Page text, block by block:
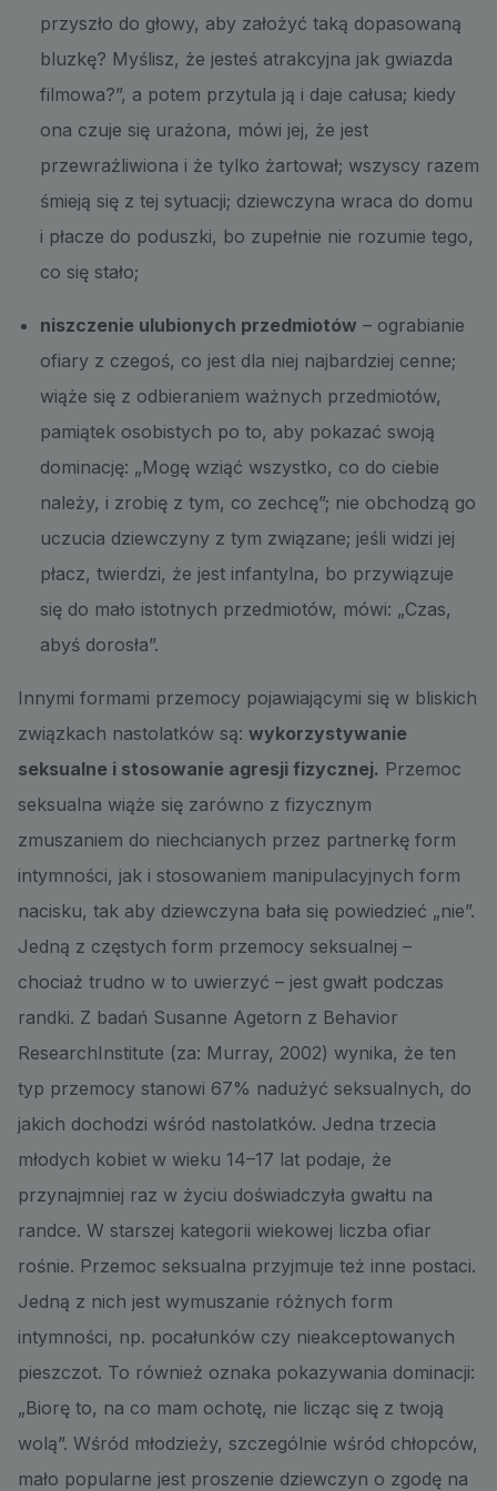
przyszło do głowy, aby założyć taką dopasowaną
bluzkę? Myślisz, że jesteś atrakcyjna jak gwiazda
filmowa?”, a potem przytula ją i daje całusa; kiedy
ona czuje się urażona, mówi jej, że jest
przewrażliwiona i że tylko żartował; wszyscy razem
śmieją się z tej sytuacji; dziewczyna wraca do domu
i płacze do poduszki, bo zupełnie nie rozumie tego,
co się stało;
niszczenie ulubionych przedmiotów – ograbianie
ofiary z czegoś, co jest dla niej najbardziej cenne;
wiąże się z odbieraniem ważnych przedmiotów,
pamiątek osobistych po to, aby pokazać swoją
dominację: „Mogę wziąć wszystko, co do ciebie
należy, i zrobię z tym, co zechcę”; nie obchodzą go
uczucia dziewczyny z tym związane; jeśli widzi jej
płacz, twierdzi, że jest infantylna, bo przywiązuje
się do mało istotnych przedmiotów, mówi: „Czas,
abyś dorosła”.
Innymi formami przemocy pojawiającymi się w bliskich
związkach nastolatków są: wykorzystywanie
seksualne i stosowanie agresji fizycznej. Przemoc
seksualna wiąże się zarówno z fizycznym
zmuszaniem do niechcianych przez partnerkę form
intymności, jak i stosowaniem manipulacyjnych form
nacisku, tak aby dziewczyna bała się powiedzieć „nie”.
Jedną z częstych form przemocy seksualnej –
chociaż trudno w to uwierzyć – jest gwałt podczas
randki. Z badań Susanne Agetorn z Behavior
ResearchInstitute (za: Murray, 2002) wynika, że ten
typ przemocy stanowi 67% nadużyć seksualnych, do
jakich dochodzi wśród nastolatków. Jedna trzecia
młodych kobiet w wieku 14–17 lat podaje, że
przynajmniej raz w życiu doświadczyła gwałtu na
randce. W starszej kategorii wiekowej liczba ofiar
rośnie. Przemoc seksualna przyjmuje też inne postaci.
Jedną z nich jest wymuszanie różnych form
intymności, np. pocałunków czy nieakceptowanych
pieszczot. To również oznaka pokazywania dominacji:
„Biorę to, na co mam ochotę, nie licząc się z twoją
wolą”. Wśród młodzieży, szczególnie wśród chłopców,
mało popularne jest proszenie dziewczyn o zgodę na